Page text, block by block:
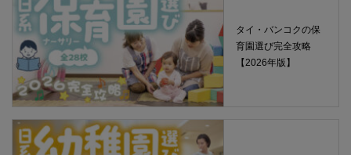
タイ・バンコクの保
育園選び完全攻略
【2026年版】